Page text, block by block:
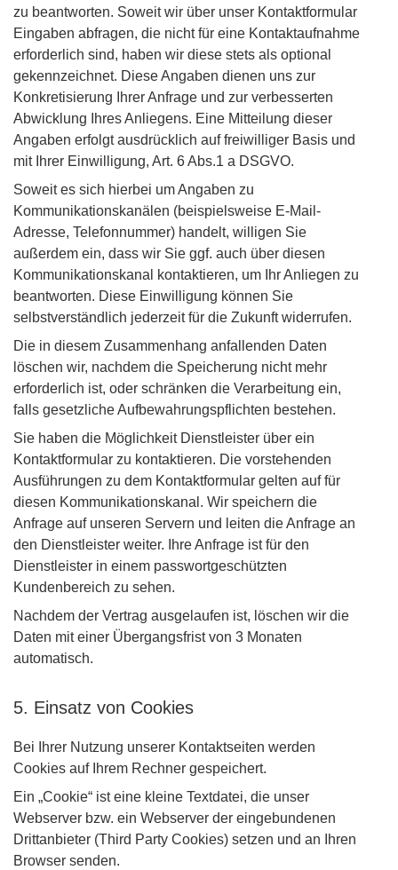
zu beantworten. Soweit wir über unser Kontaktformular
Eingaben abfragen, die nicht für eine Kontaktaufnahme
erforderlich sind, haben wir diese stets als optional
gekennzeichnet. Diese Angaben dienen uns zur
Konkretisierung Ihrer Anfrage und zur verbesserten
Abwicklung Ihres Anliegens. Eine Mitteilung dieser
Angaben erfolgt ausdrücklich auf freiwilliger Basis und
mit Ihrer Einwilligung, Art. 6 Abs.1 a DSGVO.
Soweit es sich hierbei um Angaben zu
Kommunikationskanälen (beispielsweise E-Mail-
Adresse, Telefonnummer) handelt, willigen Sie
außerdem ein, dass wir Sie ggf. auch über diesen
Kommunikationskanal kontaktieren, um Ihr Anliegen zu
beantworten. Diese Einwilligung können Sie
selbstverständlich jederzeit für die Zukunft widerrufen.
Die in diesem Zusammenhang anfallenden Daten
löschen wir, nachdem die Speicherung nicht mehr
erforderlich ist, oder schränken die Verarbeitung ein,
falls gesetzliche Aufbewahrungspflichten bestehen.
Sie haben die Möglichkeit Dienstleister über ein
Kontaktformular zu kontaktieren. Die vorstehenden
Ausführungen zu dem Kontaktformular gelten auf für
diesen Kommunikationskanal. Wir speichern die
Anfrage auf unseren Servern und leiten die Anfrage an
den Dienstleister weiter. Ihre Anfrage ist für den
Dienstleister in einem passwortgeschützten
Kundenbereich zu sehen.
Nachdem der Vertrag ausgelaufen ist, löschen wir die
Daten mit einer Übergangsfrist von 3 Monaten
automatisch.
5. Einsatz von Cookies
Bei Ihrer Nutzung unserer Kontaktseiten werden
Cookies auf Ihrem Rechner gespeichert.
Ein „Cookie“ ist eine kleine Textdatei, die unser
Webserver bzw. ein Webserver der eingebundenen
Drittanbieter (Third Party Cookies) setzen und an Ihren
Browser senden.